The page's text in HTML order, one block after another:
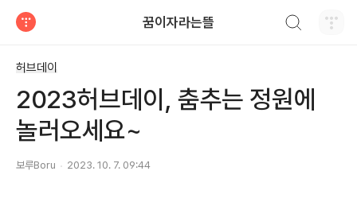
꿈이자라는뜰
허브데이
2023허브데이, 춤추는 정원에
놀러오세요~
보루Boru 2023. 10. 7. 09:44